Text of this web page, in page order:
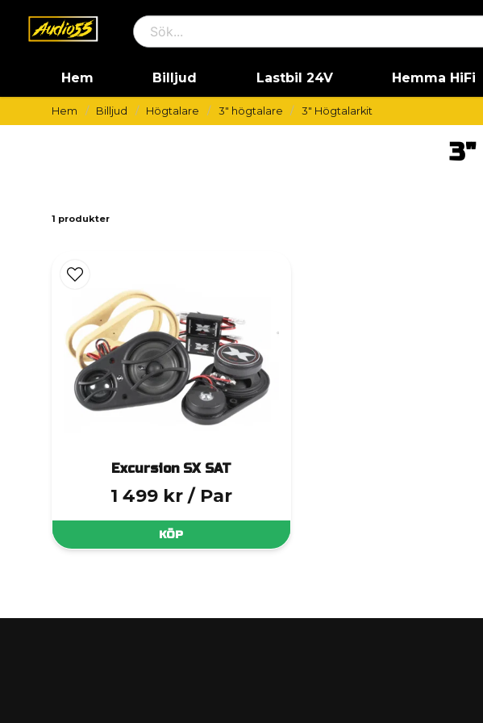
Hem Billjud Lastbil 24V Hemma HiFi
Hem Billjud Högtalare 3" högtalare 3" Högtalarkit
1 produkter
Excursion SX SAT
1 499 kr / Par
KÖP